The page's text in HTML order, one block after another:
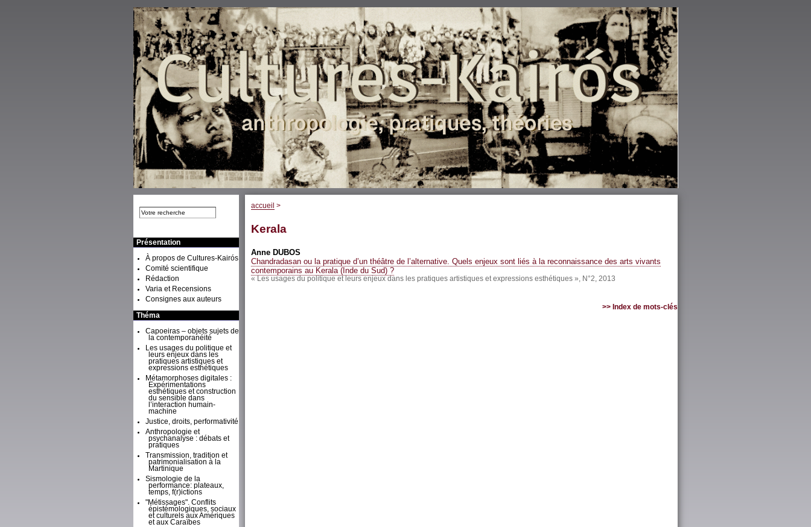
accueil >
Kerala
Anne DUBOS
Chandradasan ou la pratique d’un théâtre de l’alternative. Quels enjeux sont liés à la reconnaissance des arts vivants
contemporains au Kerala (Inde du Sud) ?
« Les usages du politique et leurs enjeux dans les pratiques artistiques et expressions esthétiques », N°2, 2013
>> Index de mots-clés
Présentation
À propos de Cultures-Kairós
Comité scientifique
Rédaction
Varia et Recensions
Consignes aux auteurs
Théma
Capoeiras – objets sujets de
la contemporanéité
Les usages du politique et
leurs enjeux dans les
pratiques artistiques et
expressions esthétiques
Métamorphoses digitales :
Expérimentations
esthétiques et construction
du sensible dans
l’interaction humain-
machine
Justice, droits, performativité
Anthropologie et
psychanalyse : débats et
pratiques
Transmission, tradition et
patrimonialisation à la
Martinique
Sismologie de la
performance: plateaux,
temps, f(r)ictions
"Métissages". Conflits
épistémologiques, sociaux
et culturels aux Amériques
et aux Caraïbes